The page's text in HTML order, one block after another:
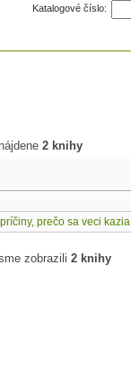
Katalogové číslo:
2 knihy
prečo sa veci
zobrazili 2 knihy